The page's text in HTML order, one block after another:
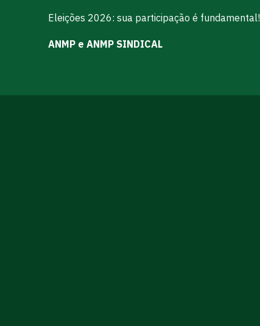
Eleições 2026: sua participação é fundamental!
ANMP e ANMP SINDICAL